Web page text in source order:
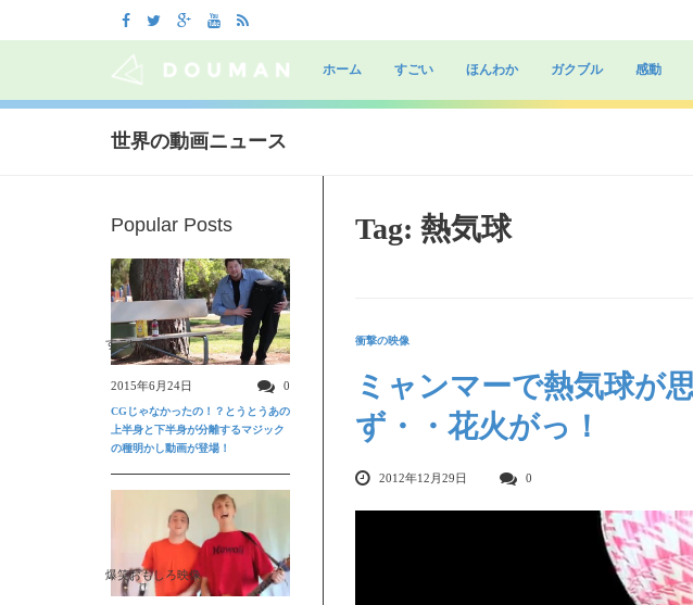
to
ホーム すごい ほんわか ガクブル 感動
世界の動画ニュース
Tag: 熱気球
衝撃の映像
ミャンマーで熱気球が
ず・・花火がっ！
2012年12月29日 0
Popular Posts
すごい動画
2015年6月24日 0
CGじゃなかったの！？とうとうあの
上半身と下半身が分離するマジック
の種明かし動画が登場！
爆笑おもしろ映像